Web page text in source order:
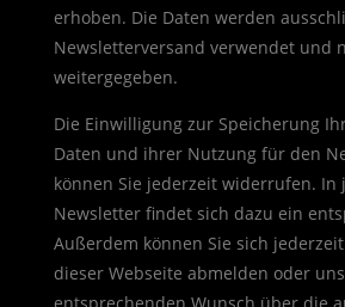
erhoben. Die Daten werden
Newsletterversand verwendet und
weitergegeben.
Die Einwilligung zur Speicherung
Daten und ihrer Nutzung für den
können Sie jederzeit widerrufen. In
Newsletter findet sich dazu ein
Außerdem können Sie sich
dieser Webseite abmelden oder